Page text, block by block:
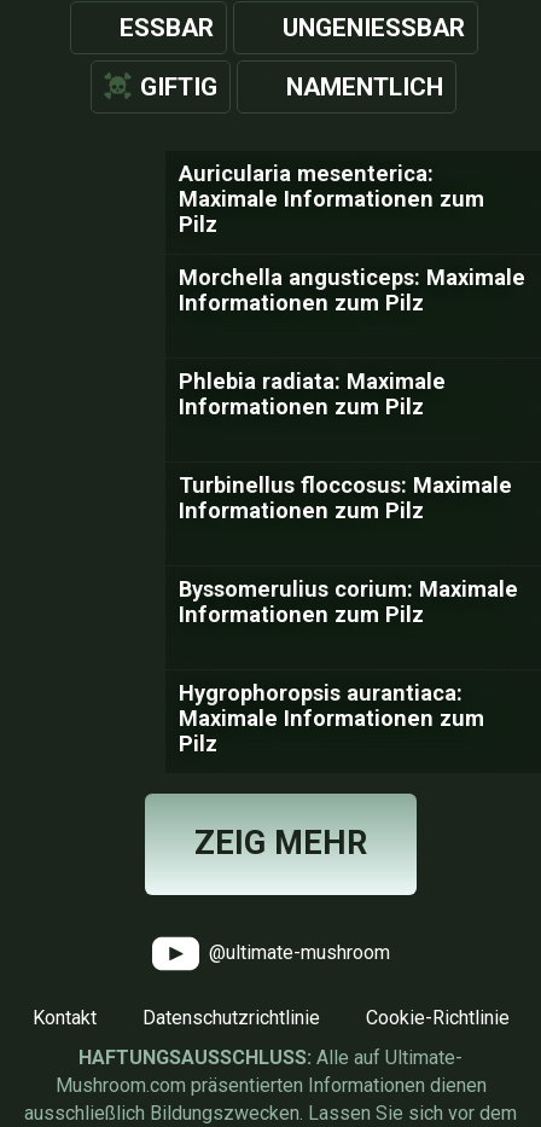
ESSBAR UNGENIESSBAR
GIFTIG NAMENTLICH
Auricularia mesenterica:
Maximale Informationen zum
Pilz
Morchella angusticeps: Maximale
Informationen zum Pilz
Phlebia radiata: Maximale
Informationen zum Pilz
Turbinellus floccosus: Maximale
Informationen zum Pilz
Byssomerulius corium: Maximale
Informationen zum Pilz
Hygrophoropsis aurantiaca:
Maximale Informationen zum
Pilz
ZEIG MEHR
@ultimate-mushroom
Kontakt Datenschutzrichtlinie
Cookie-Richtlinie
HAFTUNGSAUSSCHLUSS: Alle auf Ultimate-
Mushroom.com präsentierten Informationen dienen
ausschließlich Bildungszwecken. Lassen Sie sich vor dem